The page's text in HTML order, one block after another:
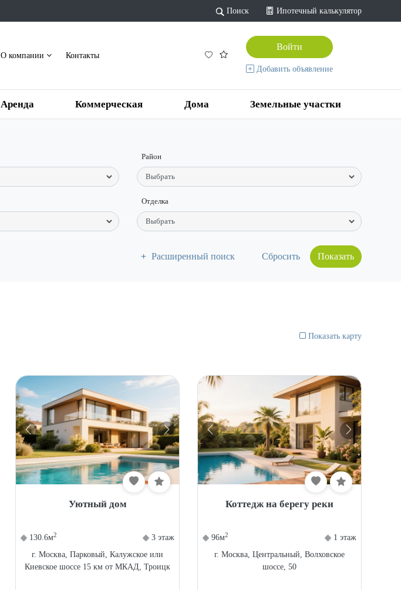
Поиск Ипотечный калькулятор
О компании Контакты
Войти
Добавить объявление
Аренда Коммерческая Дома Земельные участки
Район
Отделка
Расширенный поиск Показать
Показать карту
Уютный дом
130.6м2
3 этаж
г. Москва, Парковый, Калужское или
Киевское шоссе 15 км от МКАД, Троицк
Коттедж на берегу реки
96м2
1 этаж
г. Москва, Центральный, Волховское
шоссе, 50